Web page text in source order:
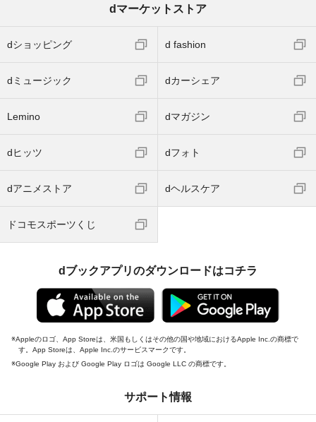
dマーケットストア
dショッピング d fashion
dミュージック dカーシェア
Lemino dマガジン
dヒッツ dフォト
dアニメストア dヘルスケア
ドコモスポーツくじ
dブックアプリのダウンロードはコチラ
Appleのロゴ、App Storeは、米国もしくはその他の国や地域におけるApple Inc.の商標で
す。App Storeは、Apple Inc.のサービスマークです。
Google Play および Google Play ロゴは Google LLC の商標です。
サポート情報